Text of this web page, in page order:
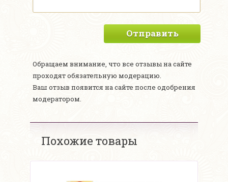
Отправить
Обращаем внимание, что все отзывы на сайте
проходят обязательную модерацию.
Ваш отзыв появится на сайте после одобрения
модератором.
Похожие товары